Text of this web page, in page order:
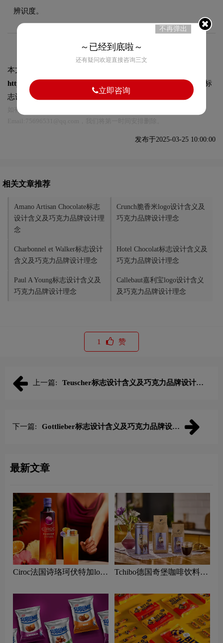
辨识度。
本文标题和链接
https://logo9.net/works/14342.html
转载时请注明出处为诗宸标
志设计及本链接!
如有内容侵犯您的合法权益，请及时与我们联系
发布于2025-03-25 10:00:00
相关文章推荐
Amano Artisan Chocolate标志
设计含义及巧克力品牌设计理
念
Crunch脆香米logo设计含义及
巧克力品牌设计理念
Charbonnel et Walker标志设计
含义及巧克力品牌设计理念
Hotel Chocolat标志设计含义及
巧克力品牌设计理念
Paul A Young标志设计含义及
巧克力品牌设计理念
Callebaut嘉利宝logo设计含义
及巧克力品牌设计理念
1 赞
上一篇:
Teuscher标志设计含义及巧克力品牌设计理
下一篇:
Gottlieber标志设计含义及巧克力品牌设计
最新文章
Ciroc法国诗珞珂伏特加logo
Tchibo德国奇堡咖啡饮料
念
不再弹出
～已经到底啦～
还有疑问欢迎直接咨询三文
立即咨询